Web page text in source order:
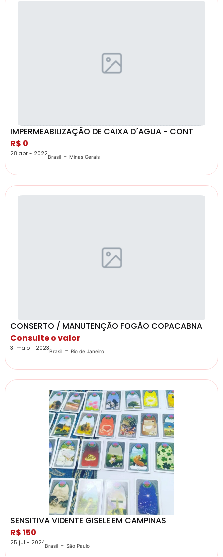
IMPERMEABILIZAÇÃO DE CAIXA D´AGUA - CONT
R$ 0
28 abr - 2022Brasil - Minas Gerais
CONSERTO / MANUTENÇÃO FOGÃO COPACABNA
Consulte o valor
31 maio - 2023Brasil - Rio de Janeiro
SENSITIVA VIDENTE GISELE EM CAMPINAS
R$ 150
25 jul - 2024Brasil - São Paulo